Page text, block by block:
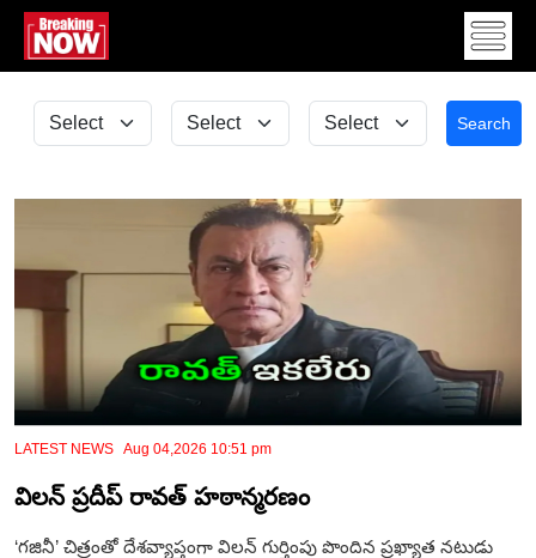
Search
LATEST NEWS Aug 04,2026 10:51 pm
విలన్ ప్రదీప్ రావత్ హఠాన్మరణం
‘గజినీ’ చిత్రంతో దేశవ్యాప్తంగా విలన్ గుర్తింపు పొందిన ప్రఖ్యాత నటుడు